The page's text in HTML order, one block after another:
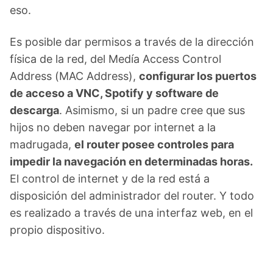
eso.
Es posible dar permisos a través de la dirección
física de la red, del Medía Access Control
Address (MAC Address), configurar los puertos
de acceso a VNC, Spotify y software de
descarga. Asimismo, si un padre cree que sus
hijos no deben navegar por internet a la
madrugada, el router posee controles para
impedir la navegación en determinadas horas.
El control de internet y de la red está a
disposición del administrador del router. Y todo
es realizado a través de una interfaz web, en el
propio dispositivo.